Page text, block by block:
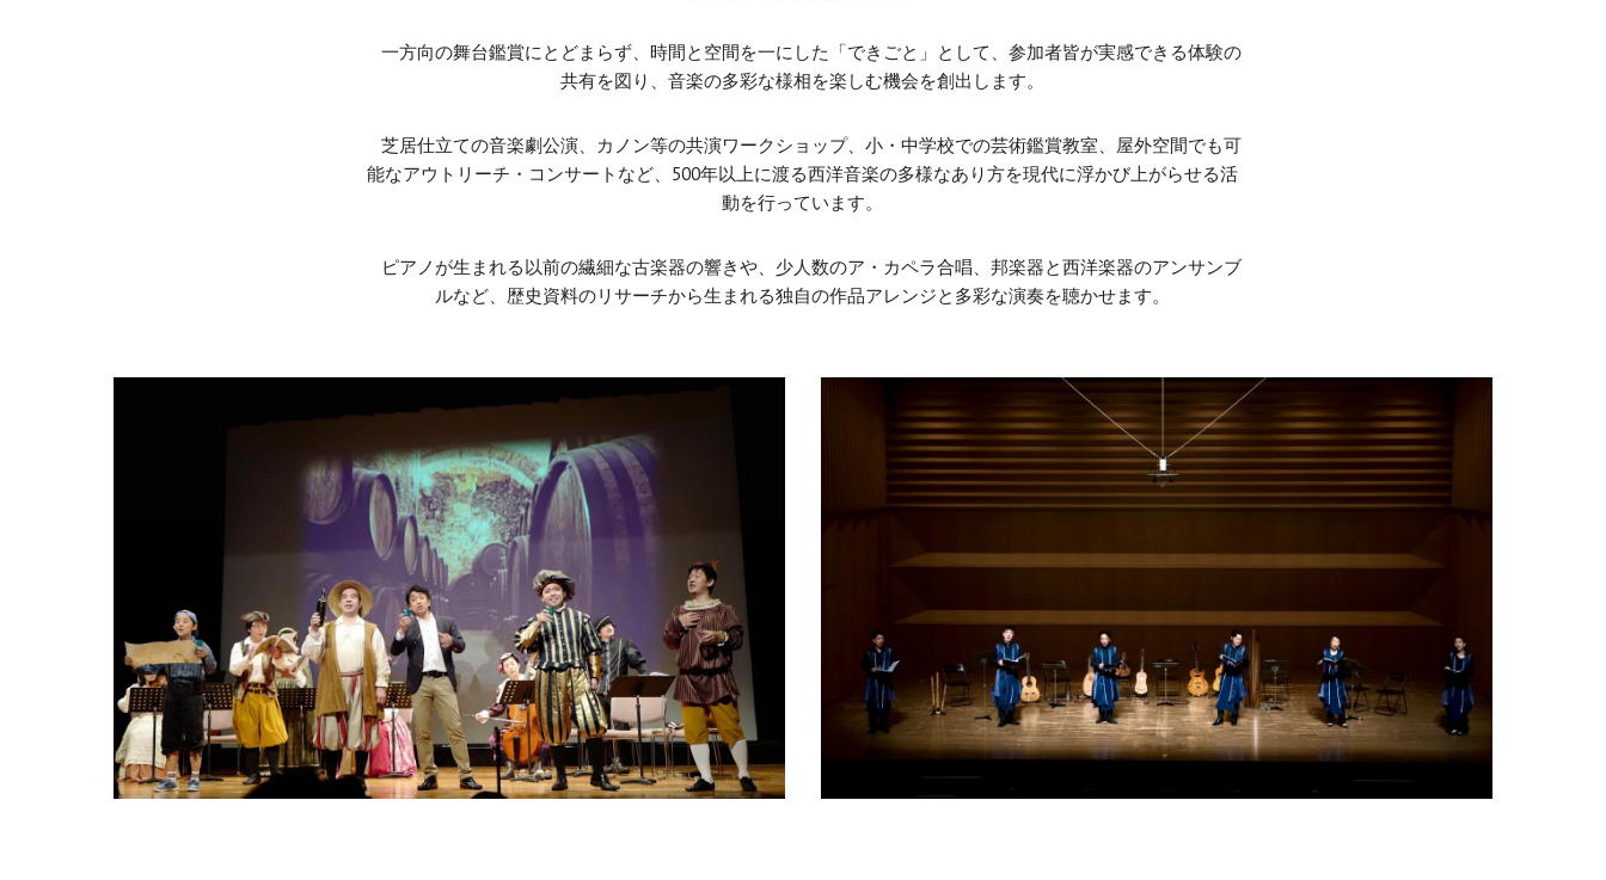
一方向の舞台鑑賞にとどまらず、時間と空間を一にした「できごと」として、参加者皆が実感できる体験の
共有を図り、音楽の多彩な様相を楽しむ機会を創出します。
芝居仕立ての音楽劇公演、カノン等の共演ワークショップ、小・中学校での芸術鑑賞教室、屋外空間でも可
能なアウトリーチ・コンサートなど、500年以上に渡る西洋音楽の多様なあり方を現代に浮かび上がらせる活
動を行っています。
ピアノが生まれる以前の繊細な古楽器の響きや、少人数のア・カペラ合唱、邦楽器と西洋楽器のアンサンブ
ルなど、歴史資料のリサーチから生まれる独自の作品アレンジと多彩な演奏を聴かせます。